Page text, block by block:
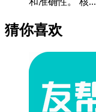
猜你喜欢